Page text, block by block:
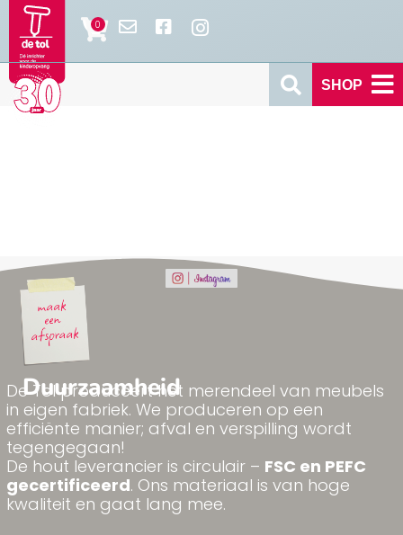
SHOP
Duurzaamheid
De Tol produceert het merendeel van meubels
in eigen fabriek. We produceren op een
efficiënte manier; afval en verspilling wordt
tegengegaan!
De hout leverancier is circulair – FSC en PEFC
gecertificeerd. Ons materiaal is van hoge
kwaliteit en gaat lang mee.